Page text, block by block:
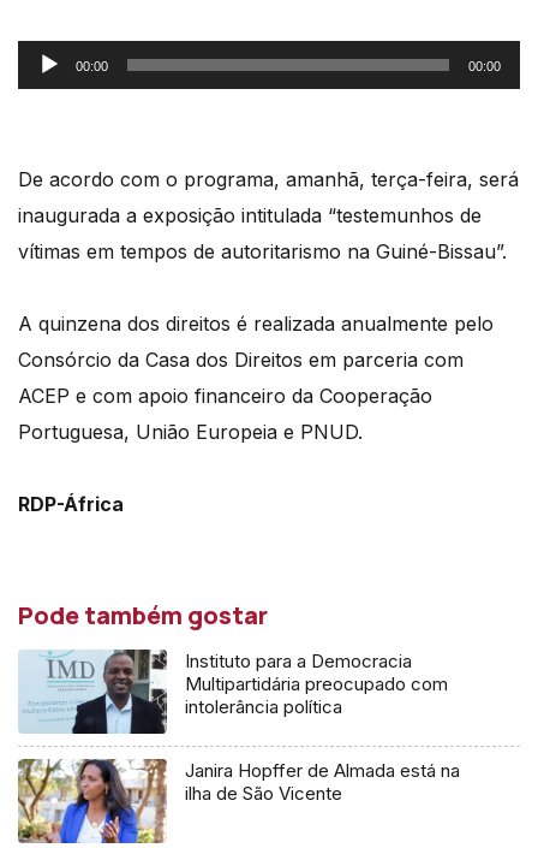
Reprodutor
de
00:00 00:00
De acordo com o programa, amanhã, terça-feira, será
inaugurada a exposição intitulada “testemunhos de
vítimas em tempos de autoritarismo na Guiné-Bissau”.
A quinzena dos direitos é realizada anualmente pelo
Consórcio da Casa dos Direitos em parceria com
ACEP e com apoio financeiro da Cooperação
Portuguesa, União Europeia e PNUD.
RDP-África
Pode também gostar
Instituto para a Democracia
Multipartidária preocupado com
intolerância política
Janira Hopffer de Almada está na
ilha de São Vicente